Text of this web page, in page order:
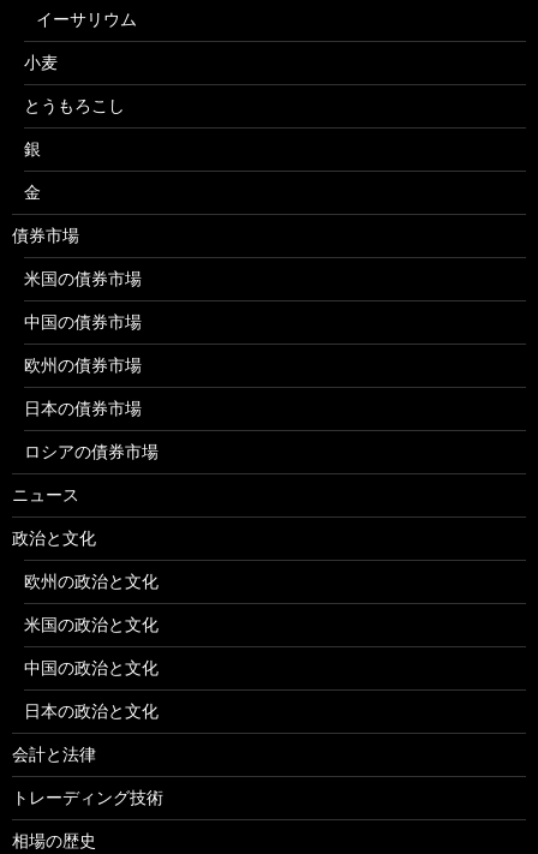
イーサリウム
小麦
とうもろこし
銀
金
債券市場
米国の債券市場
中国の債券市場
欧州の債券市場
日本の債券市場
ロシアの債券市場
ニュース
政治と文化
欧州の政治と文化
米国の政治と文化
中国の政治と文化
日本の政治と文化
会計と法律
トレーディング技術
相場の歴史